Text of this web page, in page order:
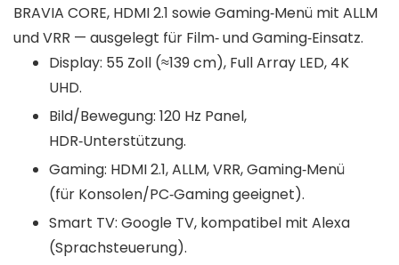
BRAVIA CORE, HDMI 2.1 sowie Gaming‑Menü mit ALLM
und VRR — ausgelegt für Film‑ und Gaming‑Einsatz.
Display: 55 Zoll (≈139 cm), Full Array LED, 4K
UHD.
Bild/Bewegung: 120 Hz Panel,
HDR‑Unterstützung.
Gaming: HDMI 2.1, ALLM, VRR, Gaming‑Menü
(für Konsolen/PC‑Gaming geeignet).
Smart TV: Google TV, kompatibel mit Alexa
(Sprachsteuerung).